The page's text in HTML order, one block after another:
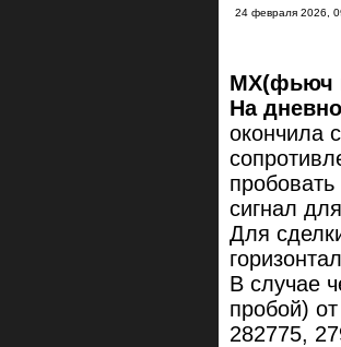
24 февраля 2026,
MX(фьюч
На
окончила
сигнал
Для
В случае
пробой)
282775,